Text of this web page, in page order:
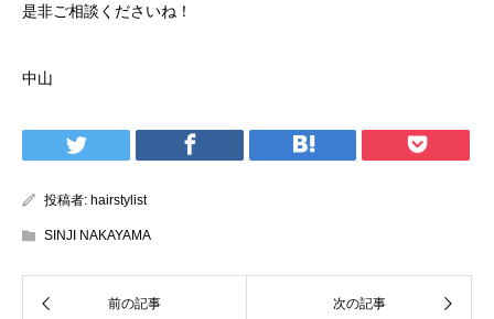
是非ご相談くださいね！
中山
投稿者: hairstylist
SINJI NAKAYAMA